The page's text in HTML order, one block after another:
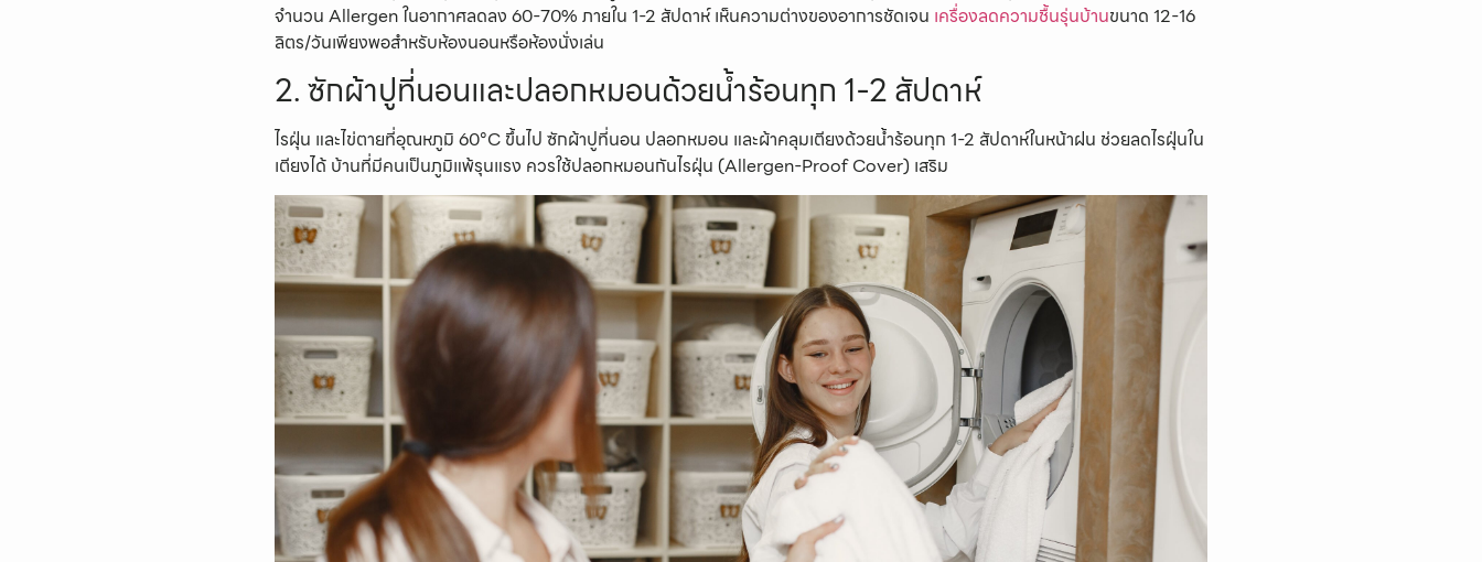
จำนวน Allergen ในอากาศลดลง 60-70% ภายใน 1-2 สัปดาห์ เห็นความต่างของอาการชัดเจน เครื่องลดความชื้นรุ่นบ้านขนาด 12-16
ลิตร/วันเพียงพอสำหรับห้องนอนหรือห้องนั่งเล่น
2. ซักผ้าปูที่นอนและปลอกหมอนด้วยน้ำร้อนทุก 1-2 สัปดาห์
ไรฝุ่น และไข่ตายที่อุณหภูมิ 60°C ขึ้นไป ซักผ้าปูที่นอน ปลอกหมอน และผ้าคลุมเตียงด้วยน้ำร้อนทุก 1-2 สัปดาห์ในหน้าฝน ช่วยลดไรฝุ่นใน
เตียงได้ บ้านที่มีคนเป็นภูมิแพ้รุนแรง ควรใช้ปลอกหมอนกันไรฝุ่น (Allergen-Proof Cover) เสริม